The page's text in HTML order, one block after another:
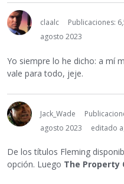
claalc
Publicaciones:
agosto 2023
Yo siempre lo he dicho: a mí
vale para todo, jeje.
Jack_Wade
agosto 2023
editado
De los títulos Fleming
opción. Luego The Property